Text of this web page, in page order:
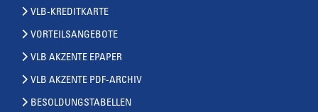
VLB-KREDITKARTE
VORTEILSANGEBOTE
VLB AKZENTE EPAPER
VLB AKZENTE PDF-ARCHIV
BESOLDUNGSTABELLEN